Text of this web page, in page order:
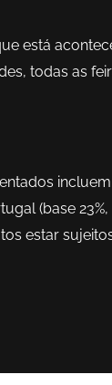
está
todas as
(base 23%,
estar